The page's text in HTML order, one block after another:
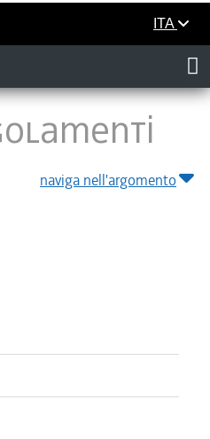
ITA
naviga nell'argomento